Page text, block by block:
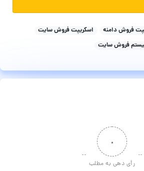
فروش دامنه
اسکریپت فروش سایت
فروش سایت
۰
رأی دهی به مطلب